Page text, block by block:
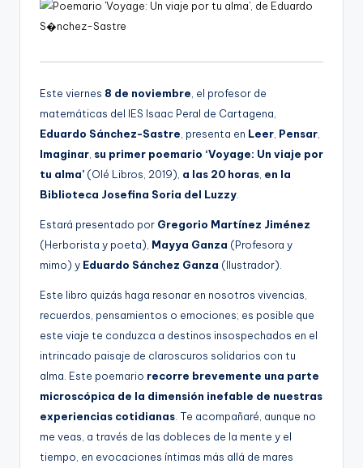
Este viernes 8 de noviembre , el profesor de
matemáticas del IES Isaac Peral de Cartagena,
Eduardo Sánchez-Sastre , presenta en Leer Pensar
Imaginar su primer poemario ‘Voyage: Un viaje por
tu alma’ (Olé Libros, 2019), a las 20 horas en la
Biblioteca Josefina Soria del Luzzy
Estará presentado por Gregorio Martínez Jiménez
(Herborista y poeta), Mayya Ganza (Profesora y
mimo) y Eduardo Sánchez Ganza (Ilustrador).
Este libro quizás haga resonar en nosotros vivencias,
recuerdos, pensamientos o emociones; es posible que
este viaje te conduzca a destinos insospechados en el
intrincado paisaje de claroscuros solidarios con tu
alma. Este poemario recorre brevemente una parte
microscópica de la dimensión inefable de nuestras
experiencias cotidianas . Te acompañaré, aunque no
me veas, a través de las dobleces de la mente y el
tiempo, en evocaciones íntimas más allá de mares